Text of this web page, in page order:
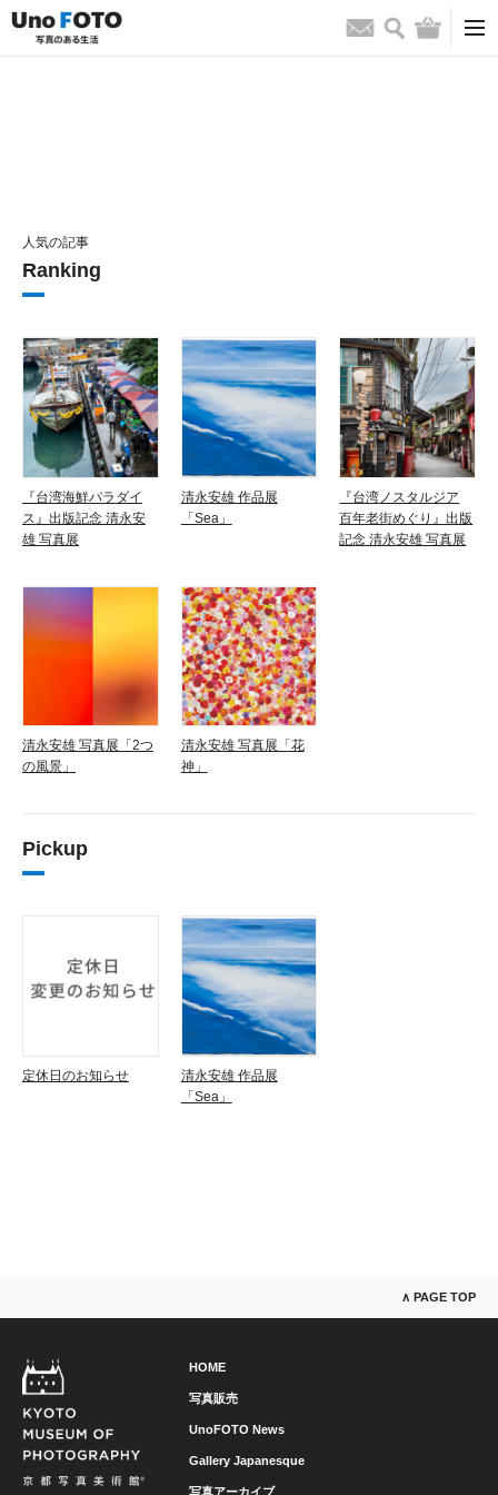
お問い合わせ
検索 バッグ
人気の記事
Ranking
『台湾海鮮パラダイ
ス』出版記念 清永安
雄 写真展
清永安雄 作品展
「Sea」
『台湾ノスタルジア
百年老街めぐり』出版
記念 清永安雄 写真展
清永安雄 写真展「2つ
の風景」
清永安雄 写真展「花
神」
Pickup
定休日のお知らせ
清永安雄 作品展
「Sea」
∧ PAGE TOP
HOME
写真販売
UnoFOTO News
Gallery Japanesque
写真アーカイブ